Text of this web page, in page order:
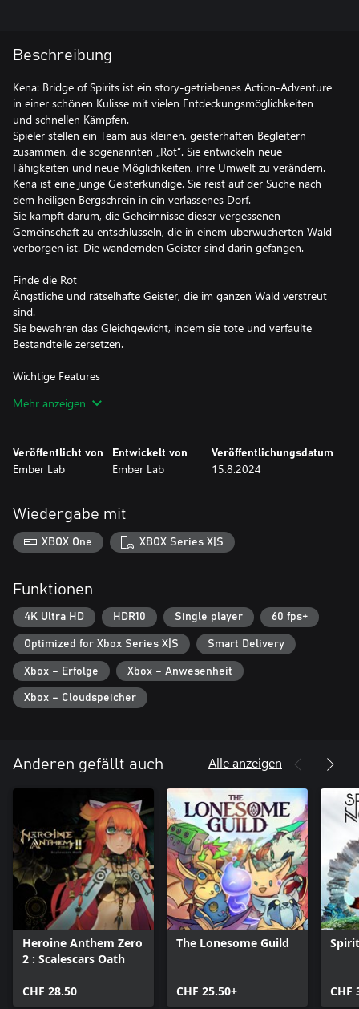
Beschreibung
Kena: Bridge of Spirits ist ein story-getriebenes Action-Adventure
in einer schönen Kulisse mit vielen Entdeckungsmöglichkeiten
und schnellen Kämpfen.
Spieler stellen ein Team aus kleinen, geisterhaften Begleitern
zusammen, die sogenannten „Rot“. Sie entwickeln neue
Fähigkeiten und neue Möglichkeiten, ihre Umwelt zu verändern.
Kena ist eine junge Geisterkundige. Sie reist auf der Suche nach
dem heiligen Bergschrein in ein verlassenes Dorf.
Sie kämpft darum, die Geheimnisse dieser vergessenen
Gemeinschaft zu entschlüsseln, die in einem überwucherten Wald
verborgen ist. Die wandernden Geister sind darin gefangen.
Finde die Rot
Ängstliche und rätselhafte Geister, die im ganzen Wald verstreut
sind.
Sie bewahren das Gleichgewicht, indem sie tote und verfaulte
Bestandteile zersetzen.
Wichtige Features
mächtige Fähigkeiten zu erlangen, Entdeckungen zu machen und
Wenn du die Macht des Geisterreichs nutzt, kannst du diese einst
majestätische Welt neu erschaffen.
sitzen in der Falle und können nicht weiter. Immer wieder muss
Kena sich ihnen stellen.
Mehr anzeigen
Veröffentlicht von
Ember Lab
Entwickelt von
Ember Lab
Veröffentlichungsdatum
15.8.2024
Wiedergabe mit
XBOX One XBOX Series X|S
Funktionen
4K Ultra HD HDR10 Single player 60 fps+
Optimized for Xbox Series X|S Smart Delivery
Xbox – Erfolge Xbox – Anwesenheit
Xbox – Cloudspeicher
Anderen gefällt auch Alle anzeigen
Heroine Anthem Zero
2 : Scalescars Oath
CHF 28.50
The Lonesome Guild
CHF 25.50+ CHF